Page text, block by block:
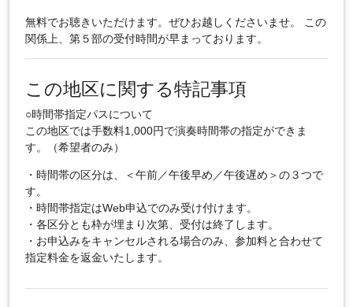
無料でお聴きいただけます。ぜひお越しくださいませ。 この
関係上、第５部の受付時間が早まっております。
この地区に関する特記事項
○時間帯指定パスについて
この地区では手数料1,000円で演奏時間帯の指定ができま
す。（希望者のみ）
・時間帯の区分は、＜午前／午後早め／午後遅め＞の３つで
す。
・時間帯指定はWeb申込でのみ受け付けます。
・各区分とも枠が埋まり次第、受付は終了します。
・お申込みをキャンセルされる場合のみ、参加料と合わせて
指定料金を返金いたします。